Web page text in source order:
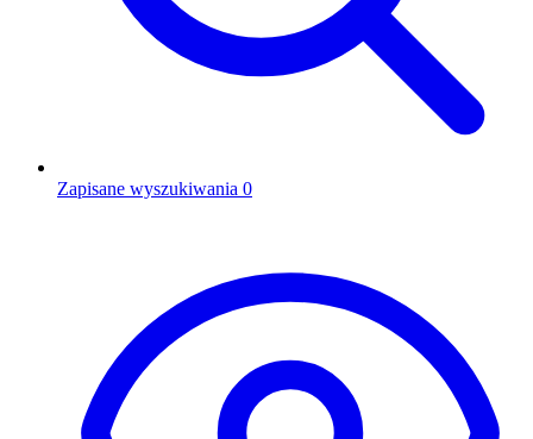
Zapisane wyszukiwania 0